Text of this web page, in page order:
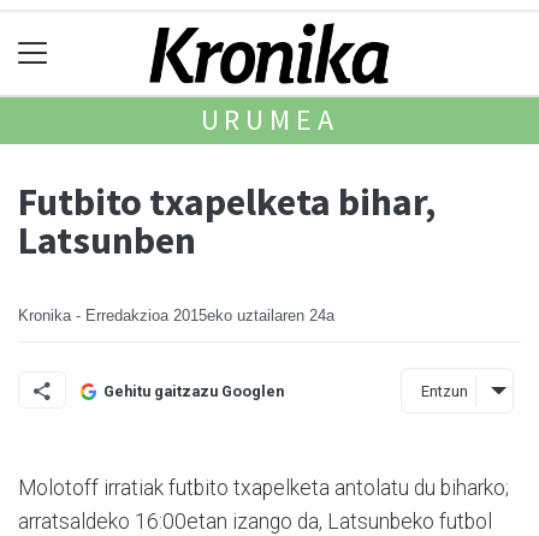
URUMEA
Futbito txapelketa bihar,
Latsunben
Kronika - Erredakzioa 2015eko uztailaren 24a
Gehitu gaitzazu Googlen Entzun
Molotoff irratiak futbito txapelketa antolatu du biharko;
arratsaldeko 16:00etan izango da, Latsunbeko futbol